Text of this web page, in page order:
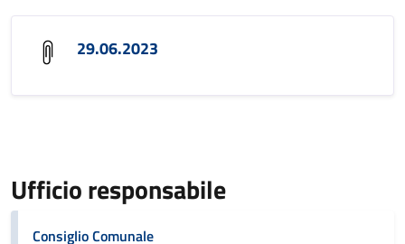
29.06.2023
Ufficio responsabile
Consiglio Comunale